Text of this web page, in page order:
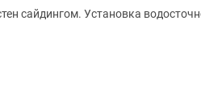
сайдингом. Установка